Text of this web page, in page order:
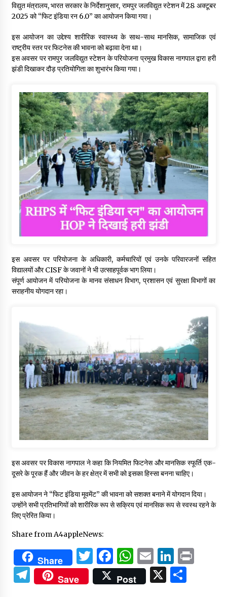
शिमला पुलिस में बड़ी अनुशासनात्मक कार्रवाई, 3 पुलिसकर्मी निलंबित
07/08/2026
6 साल में पीएम नरेंद्र मोदी के विदेश दौरों पर 557 करोड़ खर्च, सरकार ने
संसद में दी जानकारी
रूपी भावा वन्यजीव अभयारण्य में फिर दिखा जंगलों का ‘खामोश पहरेदार’, दुर्लभ
हिमालयन “सीरो” कैमरे में कैद
06/08/2026
विद्युत मंत्रालय, भारत सरकार के निर्देशानुसार, रामपुर जलविद्युत स्टेशन में 28 अक्टूबर
2025 को “फिट इंडिया रन 6.0” का आयोजन किया गया।
इस आयोजन का उद्देश्य शारीरिक स्वास्थ्य के साथ-साथ मानसिक, सामाजिक एवं
राष्ट्रीय स्तर पर फिटनेस की भावना को बढ़ावा देना था।
इस अवसर पर रामपुर जलविद्युत स्टेशन के परियोजना प्रमुख विकास नागपाल द्वारा हरी
झंडी दिखाकर दौड़ प्रतियोगिता का शुभारंभ किया गया।
इस अवसर पर परियोजना के अधिकारी, कर्मचारियों एवं उनके परिवारजनों सहित
विद्यालयों और CISF के जवानों ने भी उत्साहपूर्वक भाग लिया।
संपूर्ण आयोजन में परियोजना के मानव संसाधन विभाग, प्रशासन एवं सुरक्षा विभागों का
सराहनीय योगदान रहा।
इस अवसर पर विकास नागपाल ने कहा कि नियमित फिटनेस और मानसिक स्फूर्ति एक-
दूसरे के पूरक हैं और जीवन के हर क्षेत्र में सभी को इसका हिस्सा बनना चाहिए।
इस आयोजन ने “फिट इंडिया मूवमेंट” की भावना को सशक्त बनाने में योगदान दिया।
उन्होंने सभी प्रतिभागियों को शारीरिक रूप से सक्रिय एवं मानसिक रूप से स्वस्थ रहने के
लिए प्रेरित किया।
Share from A4appleNews:
Share Twitter
Facebook
WhatsApp
Email
Telegram
Save Post X